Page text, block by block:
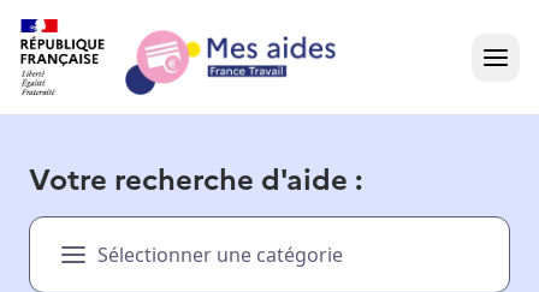
Présentation vidéo
Votre recherche d'aide :
Sélectionner une catégorie